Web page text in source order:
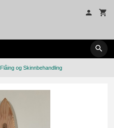
Flåing og Skinnbehandling